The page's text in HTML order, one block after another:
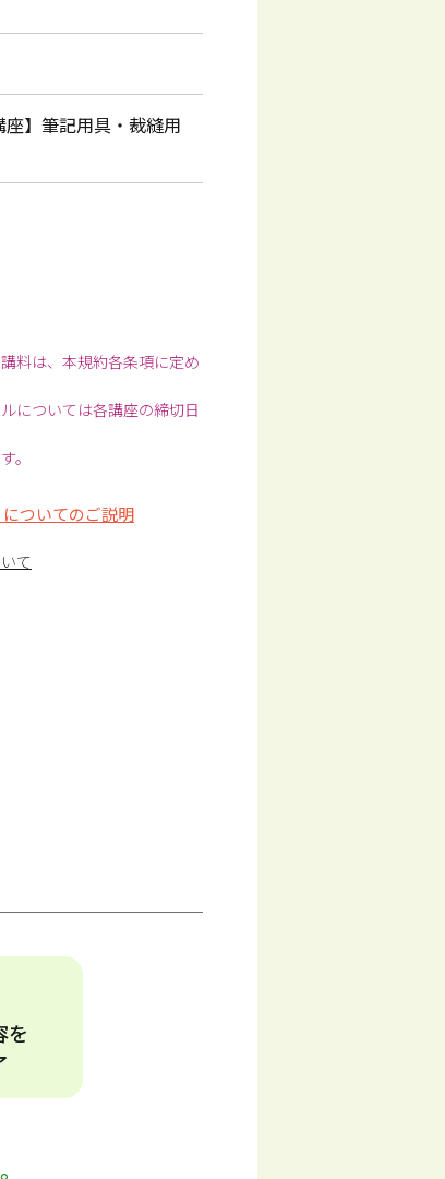
】筆記用具・裁縫用
料は、本規約各条項に定め
については各講座の締切日
。
ついてのご説明
て
を